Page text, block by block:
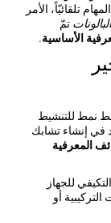
تلقائيّاً، الأمر
تمّ
الأساسية.
نمط للتنشيط
في إنشاء تشابك
المعرفية
للجهاز
أو